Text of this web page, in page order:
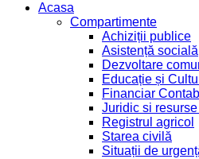
Acasa
Compartimente
Achiziții publice
Asistență socială
Dezvoltare
Educație și
Financiar
Juridic si
Registrul agricol
Starea civilă
Situații de